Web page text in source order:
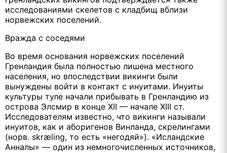
исследованиями скелетов с кладбищ вблизи
норвежских поселений.
Вражда с соседями
Во время основания норвежских поселений
Гренландия была полностью лишена местного
населения, но впоследствии викинги были
вынуждены войти в контакт с инуитами. Инуиты
культуры туле начали прибывать в Гренландию из
острова Элсмир в конце XII — начале XIII ст.
Исследователям известно, что викинги называли
инуитов, как и аборигенов Винланда, скрелингами
(норв. skræling, то есть «негодяй»). «Исландские
Анналы» — один из немногочисленных источников,